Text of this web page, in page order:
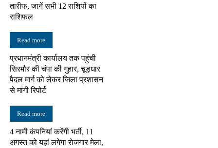
तारीफ, जानें सभी 12 राशियों का
राशिफल
Read more
प्रधानमंत्री कार्यालय तक पहुंची
सिरमौर की चंपा की गुहार, चूड़धार
पैदल मार्ग को लेकर जिला प्रशासन
से मांगी रिपोर्ट
Read more
4 नामी कंपनियां करेंगी भर्ती, 11
अगस्त को यहां लगेगा रोजगार मेला,